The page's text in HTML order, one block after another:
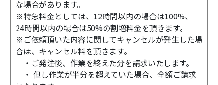
な場合があります。
※特急料金としては、12時間以内の場合は100%、
24時間以内の場合は50%の割増料金を頂きます。
※ご依頼頂いた内容に関してキャンセルが発生した場
合は、キャンセル料を頂きます。
・ご発注後、作業を終えた分を請求いたします。
・ 但し作業が半分を超えていた場合、全額ご請求